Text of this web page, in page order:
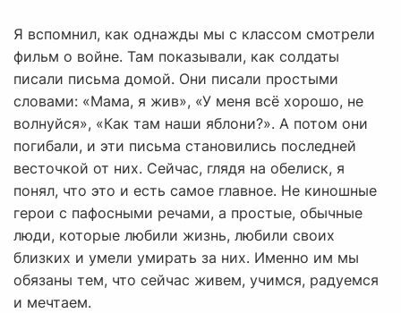
Я вспомнил, как однажды мы с классом смотрели
фильм о войне. Там показывали, как солдаты
писали письма домой. Они писали простыми
словами: «Мама, я жив», «У меня всё хорошо, не
волнуйся», «Как там наши яблони?». А потом они
погибали, и эти письма становились последней
весточкой от них. Сейчас, глядя на обелиск, я
понял, что это и есть самое главное. Не киношные
герои с пафосными речами, а простые, обычные
люди, которые любили жизнь, любили своих
близких и умели умирать за них. Именно им мы
обязаны тем, что сейчас живем, учимся, радуемся
и мечтаем.